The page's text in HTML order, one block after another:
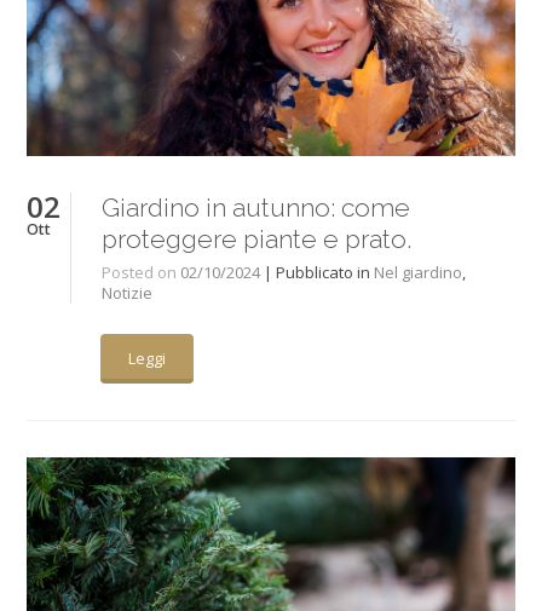
02
Ott
Giardino in autunno: come
proteggere piante e prato.
Posted on 02/10/2024 | Pubblicato in Nel giardino,
Notizie
Leggi